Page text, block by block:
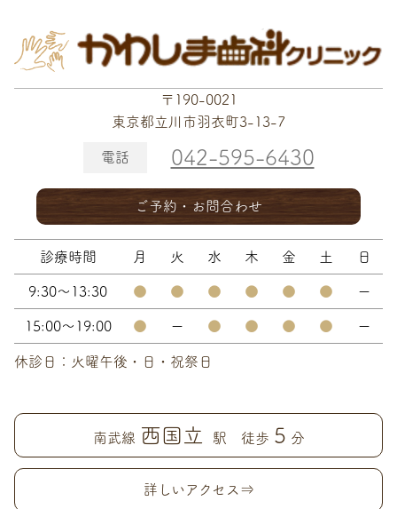
〒190-0021
東京都立川市羽衣町3-13-7
電話 042-595-6430
ご予約・お問合わせ
診療時間 月 火 水 木 金 土 日
9:30～13:30 ● ● ● ● ● ● ー
15:00～19:00 ● ー ● ● ● ● ー
休診日：火曜午後・日・祝祭日
南武線 西国立 駅 徒歩 5 分
詳しいアクセス⇒